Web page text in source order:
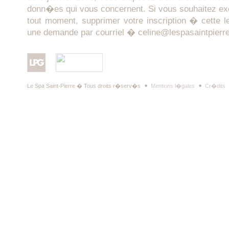
donn�es qui vous concernent. Si vous souhaitez
tout moment, supprimer votre inscription � cette
une demande par courriel �
Le Spa Saint-Pierre � Tous droits r�serv�s Mentions l�gales Cr�dits